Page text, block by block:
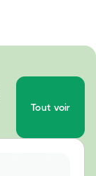
Tout voir